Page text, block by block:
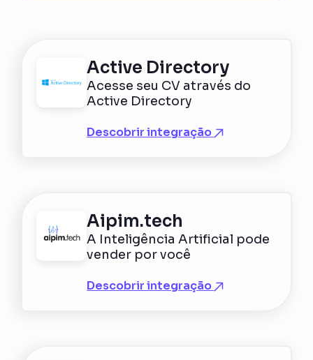
Active Directory
Acesse seu CV através do
Active Directory
Descobrir integração
Aipim.tech
A Inteligência Artificial pode
vender por você
Descobrir integração